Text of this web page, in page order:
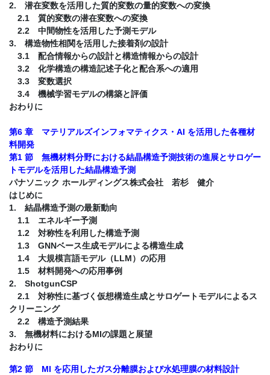
2. 潜在変数を活用した質的変数の量的変数への変換
2.1 質的変数の潜在変数への変換
2.2 中間物性を活用した予測モデル
3. 構造物性相関を活用した接着剤の設計
3.1 配合情報からの設計と構造情報からの設計
3.2 化学構造の構造記述子化と配合系への適用
3.3 変数選択
3.4 機械学習モデルの構築と評価
おわりに
第6 章 マテリアルズインフォマティクス・AI を活用した各種材
料開発
第1 節 無機材料分野における結晶構造予測技術の進展とサロゲー
トモデルを活用した結晶構造予測
パナソニック ホールディングス株式会社 若杉 健介
はじめに
1. 結晶構造予測の最新動向
1.1 エネルギー予測
1.2 対称性を利用した構造予測
1.3 GNNベース生成モデルによる構造生成
1.4 大規模言語モデル（LLM）の応用
1.5 材料開発への応用事例
2. ShotgunCSP
2.1 対称性に基づく仮想構造生成とサロゲートモデルによるス
クリーニング
2.2 構造予測結果
3. 無機材料におけるMIの課題と展望
おわりに
第2 節 MI を応用したガス分離膜および水処理膜の材料設計